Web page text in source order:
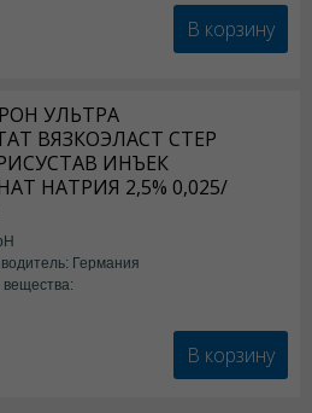
В корзину
УЛЬТРА
ВЯЗКОЭЛАСТ СТЕР
ИНЪЕК
НАТРИЯ 2,5% 0,025/
Германия
В корзину